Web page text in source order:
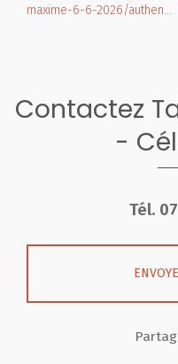
maxime-6-6-2026/authen…
Contactez
-
Tél.